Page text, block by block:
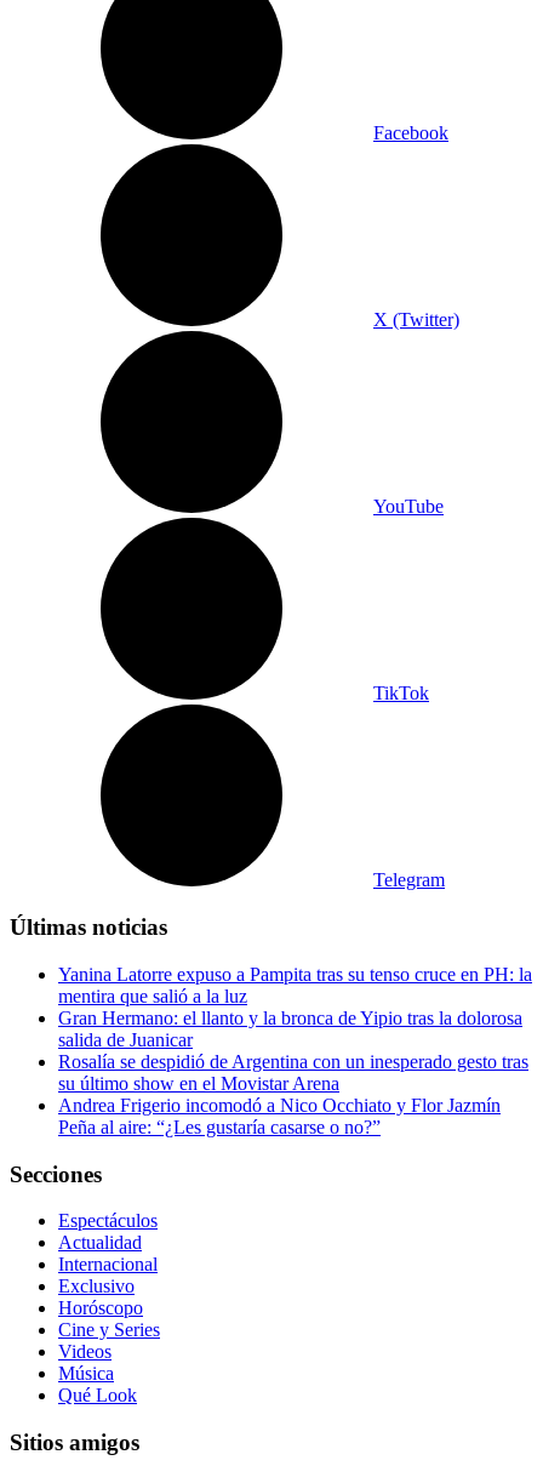
Facebook
X (Twitter)
YouTube
TikTok
Telegram
Últimas noticias
Yanina Latorre expuso a Pampita tras su tenso cruce en PH: la
mentira que salió a la luz
Gran Hermano: el llanto y la bronca de Yipio tras la dolorosa
salida de Juanicar
Rosalía se despidió de Argentina con un inesperado gesto tras
su último show en el Movistar Arena
Andrea Frigerio incomodó a Nico Occhiato y Flor Jazmín
Peña al aire: “¿Les gustaría casarse o no?”
Secciones
Espectáculos
Actualidad
Internacional
Exclusivo
Horóscopo
Cine y Series
Videos
Música
Qué Look
Sitios amigos